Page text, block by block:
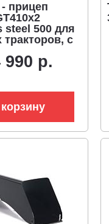
прицеп
steel 500 для
с
сталь,
990 р.